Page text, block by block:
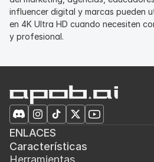
influencer digital y marcas pueden
en 4K Ultra HD cuando necesiten
y profesional.
ENLACES
Características
Herramientas